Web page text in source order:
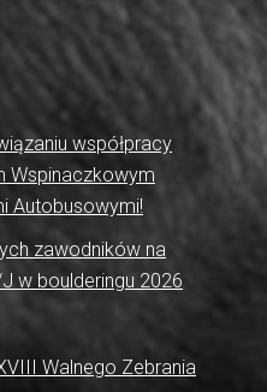
współpracy
Wspinaczkowym
Autobusowymi!
zawodników na
w boulderingu 2026
Walnego Zebrania